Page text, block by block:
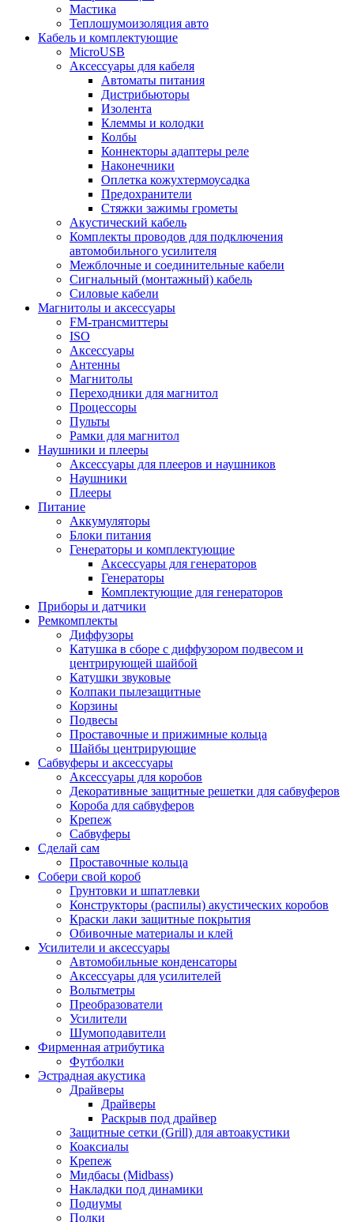
Мастика
Теплошумоизоляция авто
Кабель и комплектующие
MicroUSB
Аксессуары для кабеля
Автоматы питания
Дистрибьюторы
Изолента
Клеммы и колодки
Колбы
Коннекторы адаптеры реле
Наконечники
Оплетка кожухтермоусадка
Предохранители
Стяжки зажимы грометы
Акустический кабель
Комплекты проводов для подключения
автомобильного усилителя
Межблочные и соединительные кабели
Сигнальный (монтажный) кабель
Силовые кабели
Магнитолы и аксессуары
FM-трансмиттеры
ISO
Аксессуары
Антенны
Магнитолы
Переходники для магнитол
Процессоры
Пульты
Рамки для магнитол
Наушники и плееры
Аксессуары для плееров и наушников
Наушники
Плееры
Питание
Аккумуляторы
Блоки питания
Генераторы и комплектующие
Аксессуары для генераторов
Генераторы
Комплектующие для генераторов
Приборы и датчики
Ремкомплекты
Диффузоры
Катушка в сборе с диффузором подвесом и
центрирующей шайбой
Катушки звуковые
Колпаки пылезащитные
Корзины
Подвесы
Проставочные и прижимные кольца
Шайбы центрирующие
Сабвуферы и аксессуары
Аксессуары для коробов
Декоративные защитные решетки для сабвуферов
Короба для сабвуферов
Крепеж
Сабвуферы
Сделай сам
Проставочные кольца
Собери свой короб
Грунтовки и шпатлевки
Конструкторы (распилы) акустических коробов
Краски лаки защитные покрытия
Обивочные материалы и клей
Усилители и аксессуары
Автомобильные конденсаторы
Аксессуары для усилителей
Вольтметры
Преобразователи
Усилители
Шумоподавители
Фирменная атрибутика
Футболки
Эстрадная акустика
Драйверы
Драйверы
Раскрыв под драйвер
Защитные сетки (Grill) для автоакустики
Коаксиалы
Крепеж
Мидбасы (Midbass)
Накладки под динамики
Подиумы
Полки